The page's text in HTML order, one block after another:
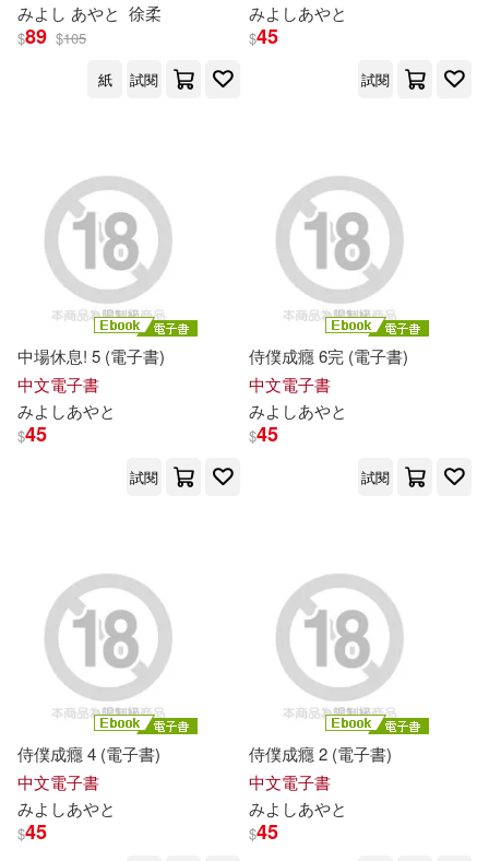
みよ し あやと 徐柔
$89 $105
紙
試閱
みよ しあやと
$45
試閱
中場休息! 5 (電子書)
中文電子書
みよ しあやと
$45
試閱
侍僕成癮 6完 (電子書)
中文電子書
みよ しあやと
$45
試閱
侍僕成癮 4 (電子書)
中文電子書
みよ しあやと
$45
侍僕成癮 2 (電子書)
中文電子書
みよ しあやと
$45